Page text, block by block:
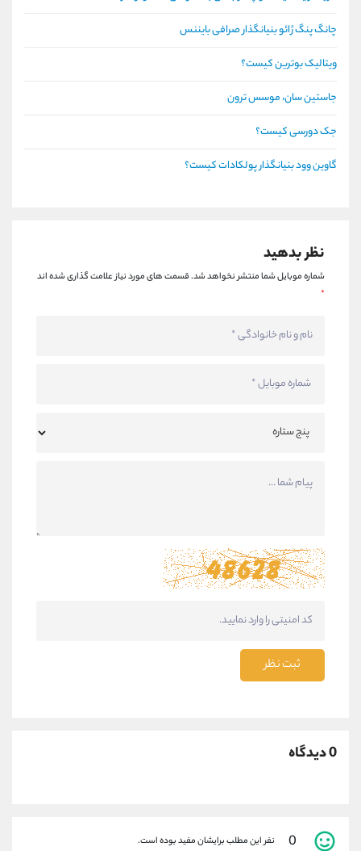
چانگ پنگ ژائو بنیانگذار صرافی بایننس
ویتالیک بوترین کیست؟
جاستین سان، موسس ترون
جک دورسی کیست؟
گاوین وود بنیانگذار پولکادات کیست؟
نظر بدهید
شماره موبایل شما منتشر نخواهد شد.قسمت های مورد نیاز علامت گذاری شده اند
*
ثبت نظر
0 دیدگاه
0 نفر این مطلب برایشان مفید بوده است.